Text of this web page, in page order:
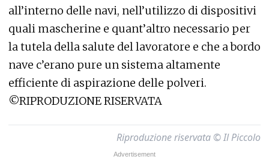
all’interno delle navi, nell’utilizzo di dispositivi
quali mascherine e quant’altro necessario per
la tutela della salute del lavoratore e che a bordo
nave c’erano pure un sistema altamente
efficiente di aspirazione delle polveri.
©RIPRODUZIONE RISERVATA
Riproduzione riservata © Il Piccolo